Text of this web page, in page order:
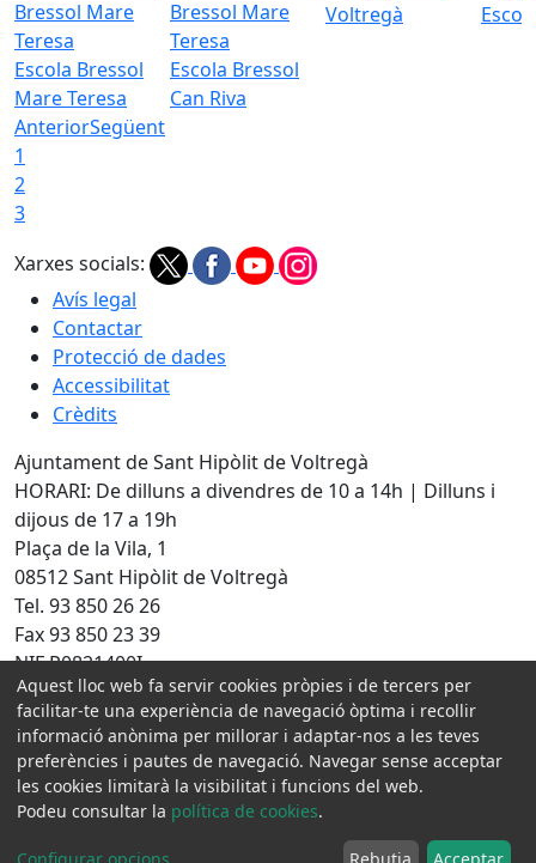
Escola Bressol
Mare Teresa
Escola Bressol
Can Riva
Voltregà
AnteriorSegüent
1
2
3
Xarxes socials:
Avís legal
Contactar
Protecció de dades
Accessibilitat
Crèdits
Ajuntament de Sant Hipòlit de Voltregà
HORARI: De dilluns a divendres de 10 a 14h | Dilluns i
dijous de 17 a 19h
Plaça de la Vila, 1
08512 Sant Hipòlit de Voltregà
Tel. 93 850 26 26
Fax 93 850 23 39
NIF P0821400I
Amb la col·laboració de:
Aquest lloc web fa servir cookies pròpies i de tercers per
facilitar-te una experiència de navegació òptima i recollir
informació anònima per millorar i adaptar-nos a les teves
preferències i pautes de navegació. Navegar sense acceptar
les cookies limitarà la visibilitat i funcions del web.
Podeu consultar la política de cookies.